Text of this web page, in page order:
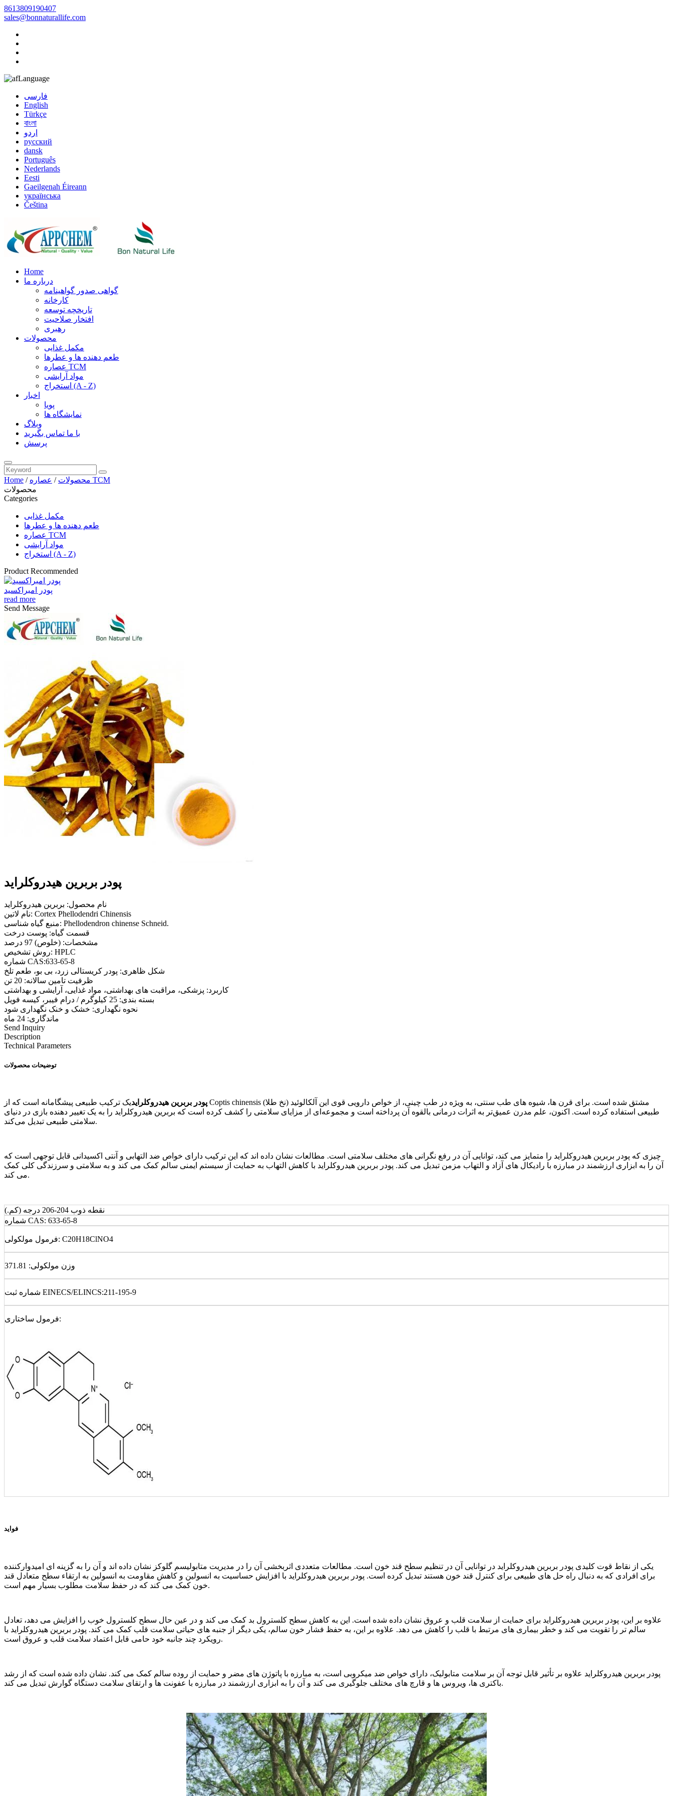
8613809190407
sales@bonnaturallife.com
Language
فارسی
English
Türkçe
বাংলা
اردو
русский
dansk
Português
Nederlands
Eesti
Gaeilgenah Éireann
українська
Čeština
Home
درباره ما
گواهی صدور گواهینامه
کارخانه
تاریخچه توسعه
افتخار صلاحیت
رهبری
محصولات
مکمل غذایی
طعم دهنده ها و عطرها
عصاره TCM
مواد آرایشی
استخراج (A - Z)
اخبار
پویا
نمایشگاه ها
وبلاگ
با ما تماس بگیرید
پرسش
Home / محصولات /
عصاره TCM
محصولات
Categories
مکمل غذایی
طعم دهنده ها و عطرها
عصاره TCM
مواد آرایشی
استخراج (A - Z)
Product Recommended
پودر امبراکسید
read more
Send Message
پودر بربرین هیدروکلراید
نام محصول: بربرین هیدروکلراید
نام لاتین: Cortex Phellodendri Chinensis
منبع گیاه شناسی: Phellodendron chinense Schneid.
قسمت گیاه: پوست درخت
مشخصات: (خلوص) 97 درصد
روش تشخیص: HPLC
شماره CAS:633-65-8
شکل ظاهری: پودر کریستالی زرد، بی بو، طعم تلخ
ظرفیت تامین سالانه: 20 تن
کاربرد: پزشکی، مراقبت های بهداشتی، مواد غذایی، آرایشی و بهداشتی
بسته بندی: 25 کیلوگرم / درام فیبر، کیسه فویل
نحوه نگهداری: خشک و خنک نگهداری شود
ماندگاری: 24 ماه
Send Inquiry
Description
Technical Parameters
توضیحات محصولات
پودر بربرین هیدروکلرایدیک ترکیب طبیعی پیشگامانه است که از Coptis chinensis (نخ طلا) مشتق شده است. برای قرن ها، شیوه های طب سنتی، به ویژه در طب چینی، از خواص دارویی قوی این آلکالوئید
طبیعی استفاده کرده است. اکنون، علم مدرن عمیق‌تر به اثرات درمانی بالقوه آن پرداخته است و مجموعه‌ای از مزایای سلامتی را کشف کرده است که بربرین هیدروکلراید را به یک تغییر دهنده بازی در دنیای
سلامتی طبیعی تبدیل می‌کند.
چیزی که پودر بربرین هیدروکلراید را متمایز می کند، توانایی آن در رفع نگرانی های مختلف سلامتی است. مطالعات نشان داده اند که این ترکیب دارای خواص ضد التهابی و آنتی اکسیدانی قابل توجهی است که
آن را به ابزاری ارزشمند در مبارزه با رادیکال های آزاد و التهاب مزمن تبدیل می کند. پودر بربرین هیدروکلراید با کاهش التهاب به حمایت از سیستم ایمنی سالم کمک می کند و به سلامتی و سرزندگی کلی کمک
می کند.
نقطه ذوب 204-206 درجه (کم.)
شماره CAS: 633-65-8
فرمول مولکولی: C20H18ClNO4
وزن مولکولی: 371.81
شماره ثبت EINECS/ELINCS:211-195-9
فرمول ساختاری:
فواید
یکی از نقاط قوت کلیدی پودر بربرین هیدروکلراید در توانایی آن در تنظیم سطح قند خون است. مطالعات متعددی اثربخشی آن را در مدیریت متابولیسم گلوکز نشان داده اند و آن را به گزینه ای امیدوارکننده
برای افرادی که به دنبال راه حل های طبیعی برای کنترل قند خون هستند تبدیل کرده است. پودر بربرین هیدروکلراید با افزایش حساسیت به انسولین و کاهش مقاومت به انسولین به ارتقاء سطح متعادل قند
خون کمک می کند که در حفظ سلامت مطلوب بسیار مهم است.
علاوه بر این، پودر بربرین هیدروکلراید برای حمایت از سلامت قلب و عروق نشان داده شده است. این به کاهش سطح کلسترول بد کمک می کند و در عین حال سطح کلسترول خوب را افزایش می دهد، تعادل
سالم تر را تقویت می کند و خطر بیماری های مرتبط با قلب را کاهش می دهد. علاوه بر این، به حفظ فشار خون سالم، یکی دیگر از جنبه های حیاتی سلامت قلب کمک می کند. پودر بربرین هیدروکلراید با
رویکرد چند جانبه خود حامی قابل اعتماد سلامت قلب و عروق است.
پودر بربرین هیدروکلراید علاوه بر تأثیر قابل توجه آن بر سلامت متابولیک، دارای خواص ضد میکروبی است، به مبارزه با پاتوژن های مضر و حمایت از روده سالم کمک می کند. نشان داده شده است که از رشد
باکتری ها، ویروس ها و قارچ های مختلف جلوگیری می کند و آن را به ابزاری ارزشمند در مبارزه با عفونت ها و ارتقای سلامت دستگاه گوارش تبدیل می کند.